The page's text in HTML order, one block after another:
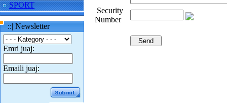
SPORT
::| Newsletter
Emri juaj:
Emaili juaj:
Security
Number